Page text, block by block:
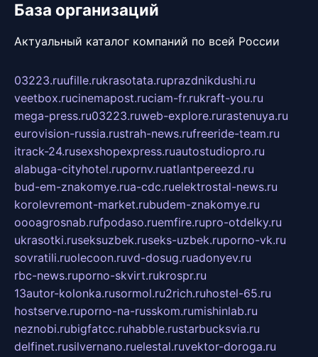
База организаций
Актуальный каталог компаний по всей России
03223.ruufille.rukrasotata.ruprazdnikdushi.ru
veetbox.rucinemapost.ruciam-fr.rukraft-you.ru
mega-press.ru03223.ruweb-explore.rurastenuya.ru
eurovision-russia.rustrah-news.rufreeride-team.ru
itrack-24.rusexshopexpress.ruautostudiopro.ru
alabuga-cityhotel.rupornv.ruatlantpereezd.ru
bud-em-znakomye.rua-cdc.ruelektrostal-news.ru
korolevremont-market.rubudem-znakomye.ru
oooagrosnab.rufpodaso.ruemfire.rupro-otdelky.ru
ukrasotki.ruseksuzbek.ruseks-uzbek.ruporno-vk.ru
sovratili.ruolecoon.ruvd-dosug.ruadonyev.ru
rbc-news.ruporno-skvirt.rukrospr.ru
13autor-kolonka.rusormol.ru2rich.ruhostel-65.ru
hostserve.ruporno-na-russkom.rumishinlab.ru
neznobi.rubigfatcc.ruhabble.rustarbucksvia.ru
delfinet.rusilvernano.ruelestal.ruvektor-doroga.ru